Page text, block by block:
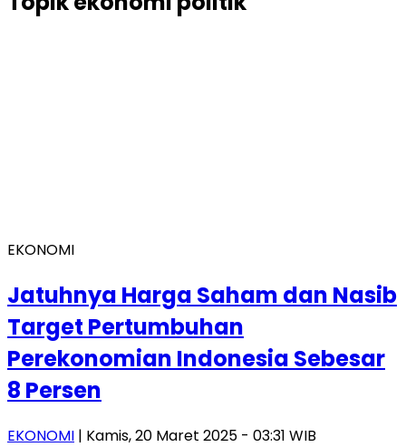
EKONOMI
Jatuhnya Harga Saham dan Nasib
Target Pertumbuhan
Perekonomian Indonesia Sebesar
8 Persen
EKONOMI | Kamis, 20 Maret 2025 - 03:31 WIB